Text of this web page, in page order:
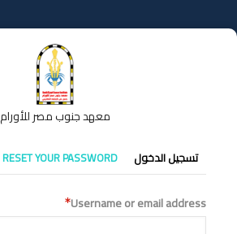
إلى
المحتوى
معهد جنوب مصر للأورام
التبويبات
الأساسية
تسجيل الدخول RESET YOUR PASSWORD
Username or email address